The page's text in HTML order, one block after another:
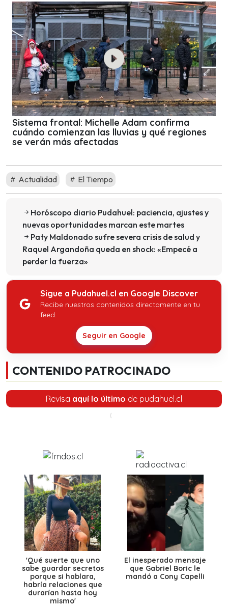
Sistema frontal: Michelle Adam confirma
cuándo comienzan las lluvias y qué regiones
se verán más afectadas
Actualidad El Tiempo
Horóscopo diario Pudahuel: paciencia, ajustes y
nuevas oportunidades marcan este martes
Paty Maldonado sufre severa crisis de salud y
Raquel Argandoña queda en shock: «Empecé a
perder la fuerza»
Sigue a Pudahuel.cl en Google Discover
Recibe nuestros contenidos directamente en tu
feed.
Seguir en Google
CONTENIDO PATROCINADO
Revisa aquí lo último de pudahuel.cl
'Qué suerte que uno
sabe guardar secretos
porque si hablara,
habría relaciones que
durarían hasta hoy
mismo'
El inesperado mensaje
que Gabriel Boric le
mandó a Cony Capelli